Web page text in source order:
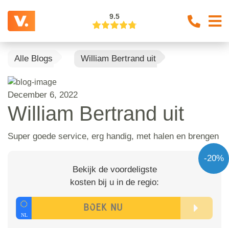
9.5
Alle Blogs William Bertrand uit
December 6, 2022
William Bertrand uit
Super goede service, erg handig, met halen en brengen
-20%
Bekijk de voordeligste
kosten bij u in de regio: